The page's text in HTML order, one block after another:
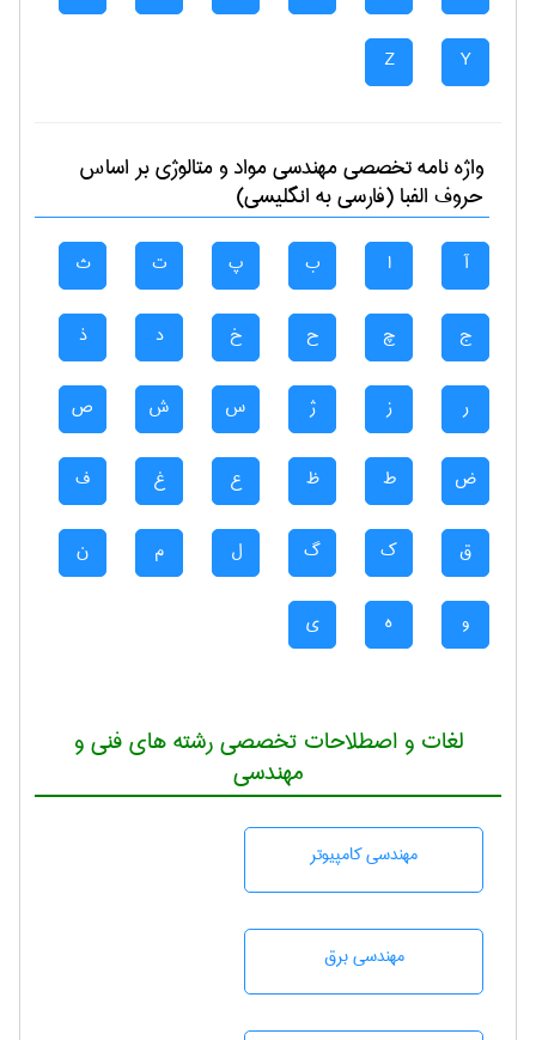
Y
Z
واژه نامه تخصصیمهندسی مواد و متالوژیبر اساس
حروف الفبا (فارسی به انگلیسی)
آ ا ب پ ت ث
ج چ ح خ د ذ
ر ز ژ س ش ص
ض ط ظ ع غ ف
ق ک گ ل م ن
و ه ی
لغات و اصطلاحات تخصصی رشته های فنی و
مهندسی
مهندسی كامپيوتر
مهندسی برق